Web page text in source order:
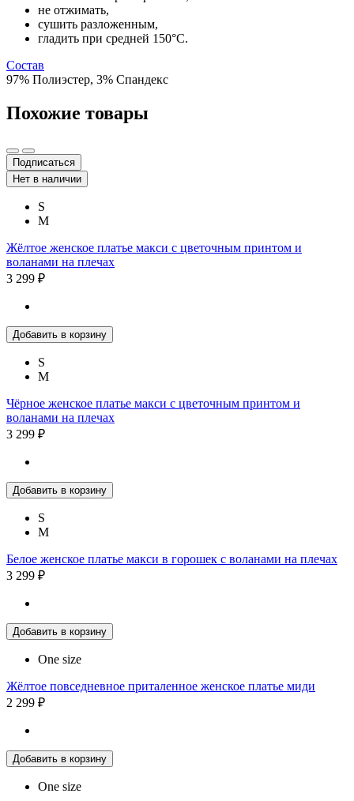
не отжимать,
сушить разложенным,
гладить при средней 150°C.
Состав
97% Полиэстер, 3% Спандекс
Похожие товары
Подписаться
Нет в наличии
S
M
Жёлтое женское платье макси с цветочным принтом и
воланами на плечах
3 299 ₽
Добавить в корзину
S
M
Чёрное женское платье макси с цветочным принтом и
воланами на плечах
3 299 ₽
Добавить в корзину
S
M
Белое женское платье макси в горошек с воланами на плечах
3 299 ₽
Добавить в корзину
One size
Жёлтое повседневное приталенное женское платье миди
2 299 ₽
Добавить в корзину
One size